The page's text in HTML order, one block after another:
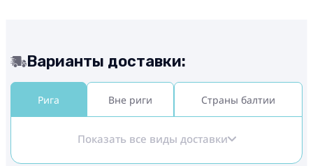
Варианты доставки:
Рига Вне риги Страны балтии
Показать все виды доставки